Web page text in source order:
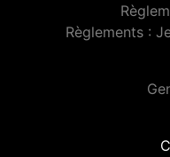
Règlements :